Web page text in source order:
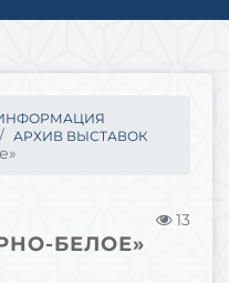
АРХИВ ВЫСТАВОК
13
БЕЛОЕ»